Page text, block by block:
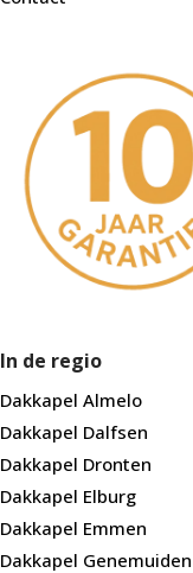
In de regio
Dakkapel Almelo
Dakkapel Dalfsen
Dakkapel Dronten
Dakkapel Elburg
Dakkapel Emmen
Dakkapel Genemuiden